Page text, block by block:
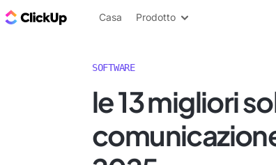
Blog di ClickUp
Casa Prodotto
SOFTWARE
le 13 migliori